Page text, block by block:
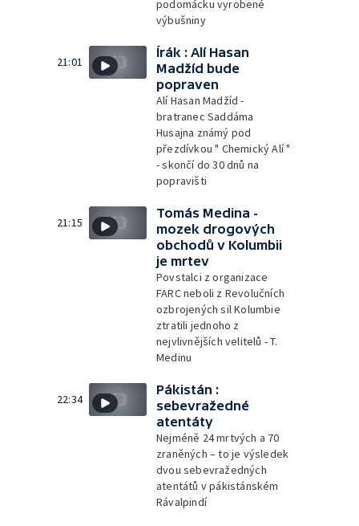
podomácku vyrobené
výbušniny
21:01
Írák : Alí Hasan
Madžíd bude
popraven
Alí Hasan Madžíd -
bratranec Saddáma
Husajna známý pod
přezdívkou " Chemický Alí "
- skončí do 30 dnů na
popravišti
21:15
Tomás Medina -
mozek drogových
obchodů v Kolumbii
je mrtev
Povstalci z organizace
FARC neboli z Revolučních
ozbrojených sil Kolumbie
ztratili jednoho z
nejvlivnějších velitelů - T.
Medinu
22:34
Pákistán :
sebevražedné
atentáty
Nejméně 24 mrtvých a 70
zraněných – to je výsledek
dvou sebevražedných
atentátů v pákistánském
Rávalpindí